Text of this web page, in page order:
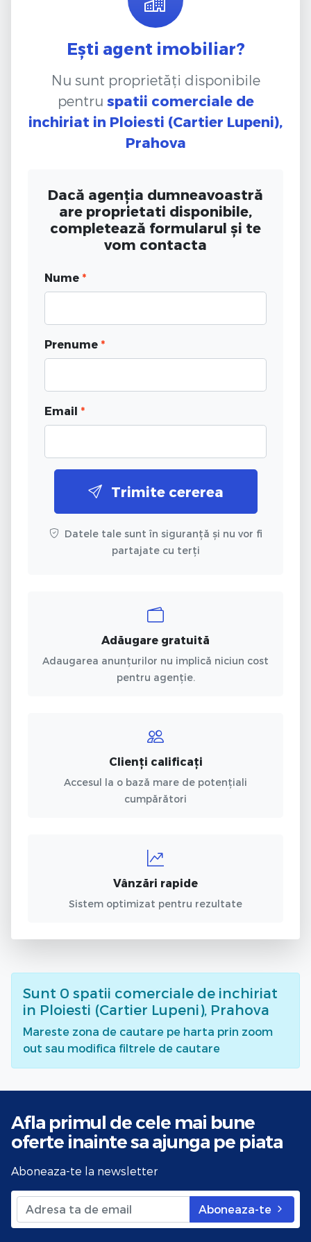
Ești agent imobiliar?
Nu sunt proprietăți disponibile
pentru spatii comerciale de
inchiriat in Ploiesti (Cartier Lupeni),
Prahova
Dacă agenția dumneavoastră
are proprietati disponibile,
completează formularul și te
vom contacta
Nume *
Prenume *
Email *
Trimite cererea
Datele tale sunt în siguranță și nu vor fi
partajate cu terți
Adăugare gratuită
Adaugarea anunțurilor nu implică niciun cost
pentru agenție.
Clienți calificați
Accesul la o bază mare de potențiali
cumpărători
Vânzări rapide
Sistem optimizat pentru rezultate
Sunt 0 spatii comerciale de inchiriat
in Ploiesti (Cartier Lupeni), Prahova
Mareste zona de cautare pe harta prin zoom
out sau modifica filtrele de cautare
Afla primul de cele mai bune
oferte inainte sa ajunga pe piata
Aboneaza-te la newsletter
Aboneaza-te